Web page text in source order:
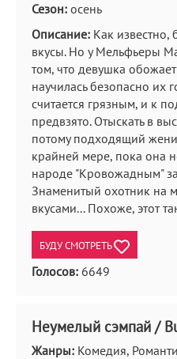
Сезон: осень
Описание: Как
вкусы. Но у Мельфьеры
том, что девушка
научилась безопасно их
считается грязным, и к
предвзято. Отыскать в
потому подходящий
крайней мере, пока она
народе "Кровожадным"
Знаменитый охотник на
вкусами... Похоже, этот
БУДУ СМОТРЕТЬ
Голосов: 6649
Неумелый сэмпай /
Жанры: Комедия,